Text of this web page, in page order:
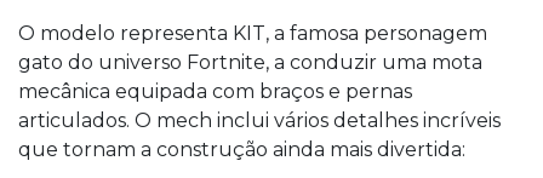
O modelo representa KIT, a famosa personagem
gato do universo Fortnite, a conduzir uma mota
mecânica equipada com braços e pernas
articulados. O mech inclui vários detalhes incríveis
que tornam a construção ainda mais divertida: